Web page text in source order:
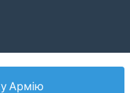
Армію